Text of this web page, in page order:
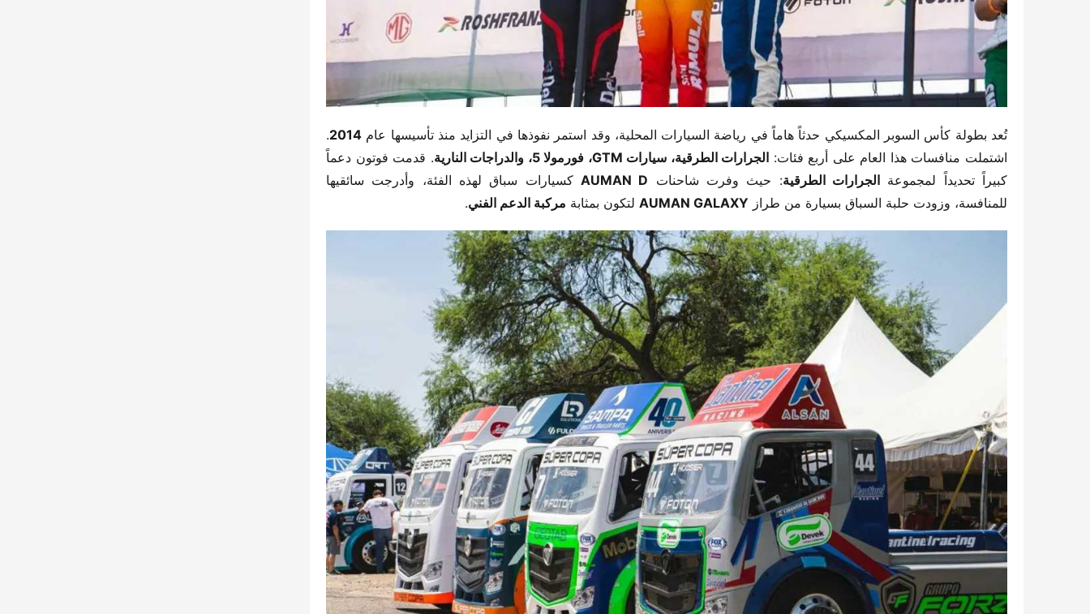
تُعد بطولة كأس السوبر المكسيكي حدثاً هاماً في رياضة السيارات المحلية، وقد استمر نفوذها في التزايد منذ تأسيسها عام ​ ​2014​
اشتملت منافسات هذا العام على أربع فئات: ​ ​الجرارات الطرقية، سيارات GTM، فورمولا 5، والدراجات النارية​
كبيراً تحديداً لمجموعة ​ ​الجرارات الطرقية​​: حيث وفرت شاحنات ​ ​AUMAN D​
للمنافسة، وزودت حلبة السباق بسيارة من طراز ​ ​AUMAN GALAXY​ ​ لتكون بمثابة ​ ​مركبة الدعم الفني​​.